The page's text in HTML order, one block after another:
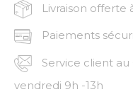
Livraison offerte
Paiements
Service client au
vendredi 9h -13h